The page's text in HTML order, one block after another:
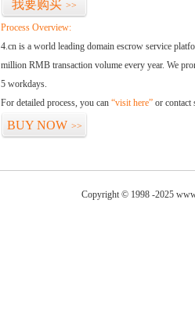
我要购买 >>
Process Overview:
4.cn is a world leading domain escrow service
million RMB transaction volume every year. We
5 workdays.
For detailed process, you can “visit here” or contact
BUY NOW >>
Copyright © 1998 -2025